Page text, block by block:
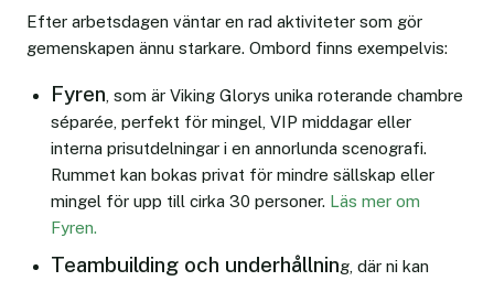
Efter arbetsdagen väntar en rad aktiviteter som gör
gemenskapen ännu starkare. Ombord finns exempelvis:
Fyren , som är Viking Glorys unika roterande chambre
séparée, perfekt för mingel, VIP middagar eller
interna prisutdelningar i en annorlunda scenografi.
Rummet kan bokas privat för mindre sällskap eller
mingel för upp till cirka 30 personer. Läs mer om
Fyren.
Teambuilding och underhållning, där ni kan